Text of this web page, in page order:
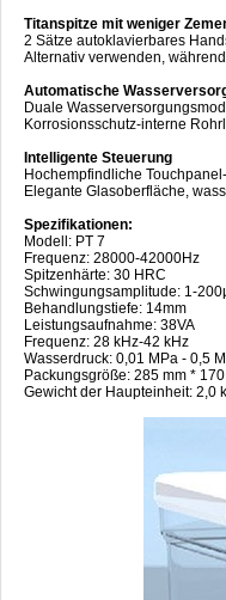
Titanspitze mit weniger
2 Sätze autoklavierbares
Alternativ verwenden,
Automatische
Duale
Korrosionsschutz-interne
Intelligente Steuerung
Hochempfindliche
Elegante Glasoberfläche,
Spezifikationen:
Modell: PT 7
Frequenz: 28000-42000Hz
Spitzenhärte: 30 HRC
Schwingungsamplitude: 1-
Behandlungstiefe: 14mm
Leistungsaufnahme: 38VA
Frequenz: 28 kHz-42 kHz
Wasserdruck: 0,01 MPa - 0,5
Packungsgröße: 285 mm *
Gewicht der Haupteinheit: 2,0